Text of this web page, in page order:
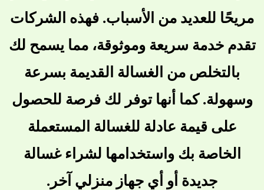
مريحًا للعديد من الأسباب. فهذه الشركات
تقدم خدمة سريعة وموثوقة، مما يسمح لك
بالتخلص من الغسالة القديمة بسرعة
وسهولة. كما أنها توفر لك فرصة للحصول
على قيمة عادلة للغسالة المستعملة
الخاصة بك واستخدامها لشراء غسالة
جديدة أو أي جهاز منزلي آخر.